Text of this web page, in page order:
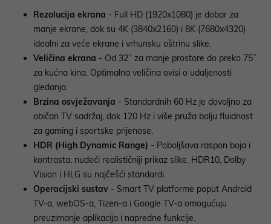
Rezolucija ekrana - Full HD (1920x1080) je dobar za
manje ekrane, dok su 4K (3840x2160) i 8K (7680x4320)
idealni za veće ekrane i vrhunsku oštrinu slike.
Veličina ekrana - Od 32’’ za manje prostore do preko 75’’
za kućna kina. Optimalna veličina ovisi o udaljenosti
gledanja.
Brzina osvježavanja - Standardnih 60 Hz je dovoljno za
običan TV sadržaj, dok 120 Hz i više pruža bolju fluidnost
za gaming i sportske prijenose.
HDR (High Dynamic Range) - Poboljšava raspon boja i
kontrasta, nudeći realističniji prikaz slike. HDR10, Dolby
Vision i HLG su najčešći standardi.
Operacijski sustav - Smart TV platforme poput Android
TV-a, webOS-a, Tizen-a i Google TV-a omogućuju
preuzimanje aplikacija i napredne funkcije.